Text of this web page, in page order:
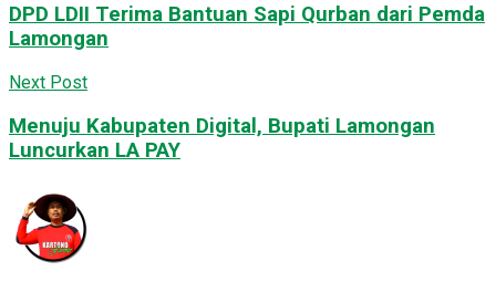
DPD LDII Terima Bantuan Sapi Qurban dari Pemda
Lamongan
Next Post
Menuju Kabupaten Digital, Bupati Lamongan
Luncurkan LA PAY